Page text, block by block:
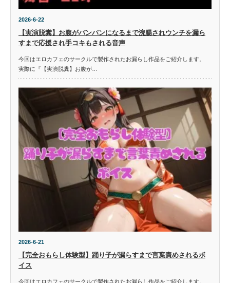
2026-6-22
【実演脱糞】お腹がパンパンになるまで浣腸されウンチを漏ら
すまで応援され手コキもされる音声
今回はエロカフェのサークルで製作されたお漏らし作品をご紹介します。
実際に『【実演脱糞】お腹が…
2026-6-21
【完全おもらし体験型】踊り子が漏らすまで言葉責めされるボ
イス
今回はエロカフェのサークルで製作されたお漏らし作品をご紹介します。